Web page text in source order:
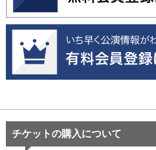
チケットの購入について